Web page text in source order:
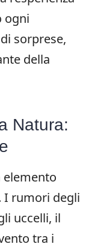
ogni
sorprese,
della
Natura:
elemento
I rumori degli
uccelli, il
tra i